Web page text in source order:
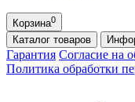
Корзина0
Каталог товаров
Гарантия Согласие на
Политика обработки